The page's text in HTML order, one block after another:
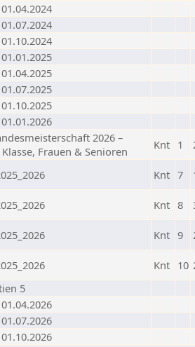
2026 –
Frauen & Senioren
Knt 1
Knt 7
Knt 8
Knt 9
Knt 10
5